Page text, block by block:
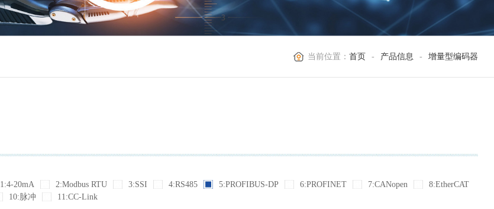
当前位置：首页 - 产品信息 - 增量型编码器
1:4-20mA 2:Modbus RTU 3:SSI 4:RS485 5:PROFIBUS-DP 6:PROFINET 7:CANopen
8:EtherCAT
10:脉冲 11:CC-Link